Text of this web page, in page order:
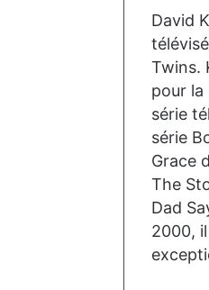
David
Twins.
pour la
série
série
Grace
The
Dad
2000,